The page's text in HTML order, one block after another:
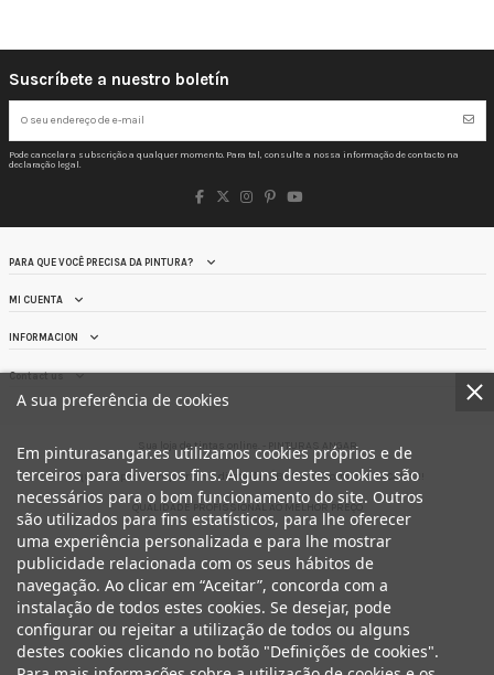
Suscríbete a nuestro boletín
Pode cancelar a subscrição a qualquer momento. Para tal, consulte a nossa informação de contacto na
declaração legal.
PARA QUE VOCÊ PRECISA DA PINTURA?
MI CUENTA
INFORMACION
Contact us
A sua preferência de cookies
Em pinturasangar.es utilizamos cookies próprios e de
terceiros para diversos fins. Alguns destes cookies são
necessários para o bom funcionamento do site. Outros
são utilizados para fins estatísticos, para lhe oferecer
uma experiência personalizada e para lhe mostrar
publicidade relacionada com os seus hábitos de
navegação. Ao clicar em “Aceitar”, concorda com a
instalação de todos estes cookies. Se desejar, pode
configurar ou rejeitar a utilização de todos ou alguns
destes cookies clicando no botão "Definições de cookies".
Sua loja de tintas online. - PINTURAS ANGAR
Aqui você pode comprar tinta direta da FÁBRICA na porta da sua CASA. !!